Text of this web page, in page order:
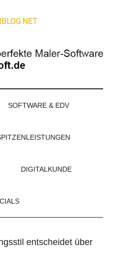
SOFTWARE & EDV
DIGITALKUNDE
entscheidet über